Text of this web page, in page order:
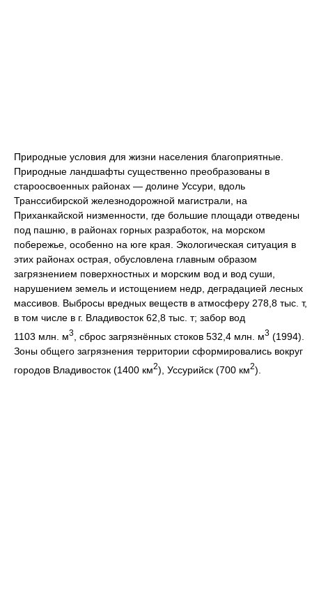
Природные условия для жизни населения благоприятные.
Природные ландшафты существенно преобразованы в
староосвоенных районах — долине Уссури, вдоль
Транссибирской железнодорожной магистрали, на
Приханкайской низменности, где большие площади отведены
под пашню, в районах горных разработок, на морском
побережье, особенно на юге края. Экологическая ситуация в
этих районах острая, обусловлена главным образом
загрязнением поверхностных и морским вод и вод суши,
нарушением земель и истощением недр, деградацией лесных
массивов. Выбросы вредных веществ в атмосферу 278,8 тыс. т,
в том числе в г. Владивосток 62,8 тыс. т; забор вод
1103 млн. м3 , сброс загрязнённых стоков 532,4 млн. м3 (1994).
Зоны общего загрязнения территории сформировались вокруг
городов Владивосток (1400 км2), Уссурийск (700 км2).